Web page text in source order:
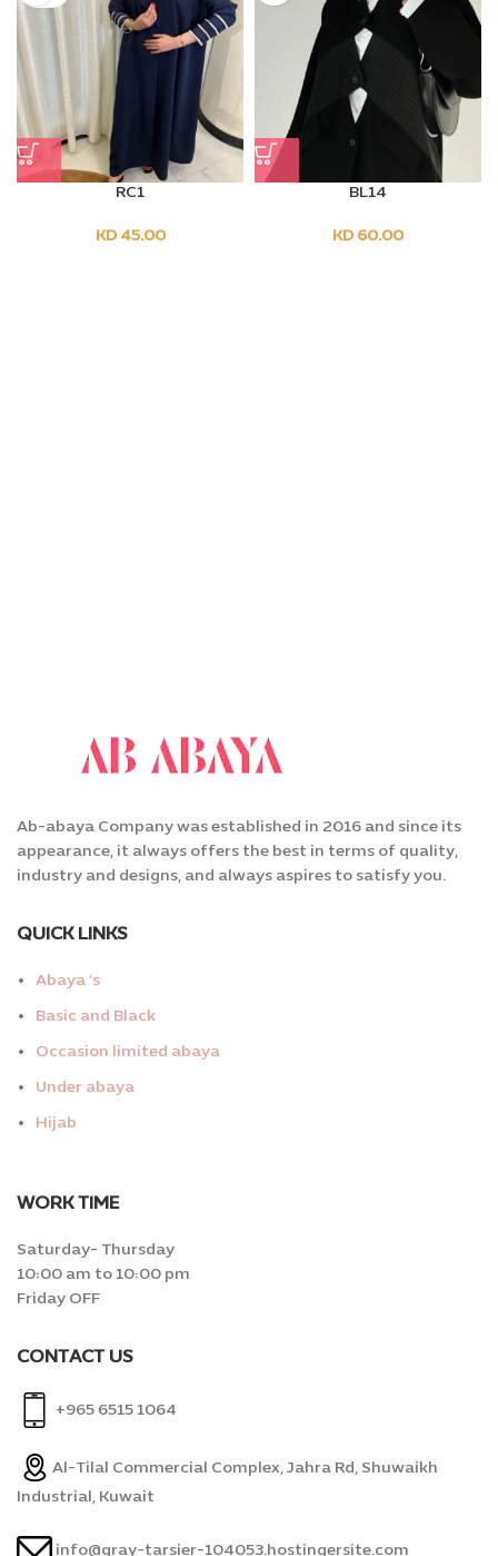
RC1
KD45.00
BL14
KD60.00
Ab-abaya Company was established in 2016 and since its
appearance, it always offers the best in terms of quality,
industry and designs, and always aspires to satisfy you.
QUICK LINKS
Abaya ‘s
Basic and Black
Occasion limited abaya
Under abaya
Hijab
WORK TIME
Saturday- Thursday
10:00 am to 10:00 pm
Friday OFF
CONTACT US
+965 6515 1064
Al-Tilal Commercial Complex, Jahra Rd, Shuwaikh
Industrial, Kuwait
info@gray-tarsier-104053.hostingersite.com